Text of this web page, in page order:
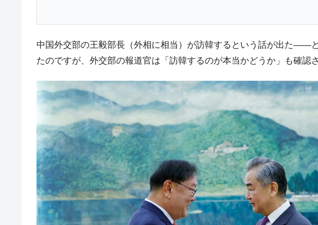
Fact1 夏の甲子園、優勝校を最も多く輩出している都道府県とは？
Fact1 今話題の「楽天ライオンズ」とは？
Fact1 奇跡の毛色「白毛馬」とは？
Fact1 全て勝つといくら？ 競馬GI競走で勝利騎手がもらえる賞金とは？
平成仮面ライダーの意外すぎるモチーフとは？
Fact1 発表から2日で大崩壊、鳴かず飛ばずに終わりそうなスーパーリーグとは？
Fact1 日本人マスターズ挑戦の歴史。松山以前に最高位だった選手とは？
甲子園通算本塁打、最多の清原に次いで多く打っている意外な選手とは？
Fact1 セレクトセールの高額取引馬が稼いだ金額とは？
中国外交部の王毅部長（外相に相当）が訪韓するという話が出た――
たのですが、外交部の報道官は「訪韓するのが本当かどうか」も確認